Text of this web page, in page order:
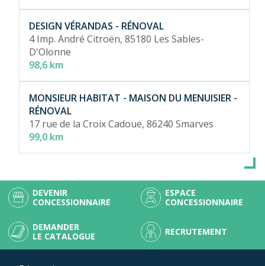
DESIGN VÉRANDAS - RÉNOVAL
4 Imp. André Citroën, 85180 Les Sables-
D'Olonne
98,6 km
MONSIEUR HABITAT - MAISON DU MENUISIER -
RÉNOVAL
17 rue de la Croix Cadoue, 86240 Smarves
99,0 km
DEVENIR
CONCESSIONNAIRE
ESPACE
CONCESSIONNAIRE
DEMANDER
LE CATALOGUE
RECRUTEMENT